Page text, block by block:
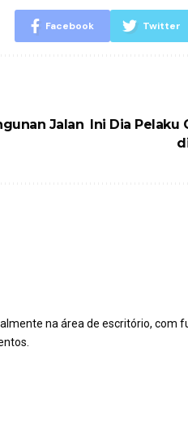
Facebook Twitter
Jalan Ini Dia Pelaku
na área de escritório, com